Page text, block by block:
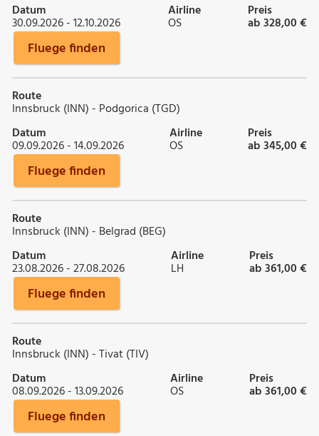
Datum
30.09.2026 - 12.10.2026
Airline
OS
Preis
ab 328,00 €
Fluege finden
Route
Innsbruck (INN) - Podgorica (TGD)
Datum
09.09.2026 - 14.09.2026
Airline
OS
Preis
ab 345,00 €
Fluege finden
Route
Innsbruck (INN) - Belgrad (BEG)
Datum
23.08.2026 - 27.08.2026
Airline
LH
Preis
ab 361,00 €
Fluege finden
Route
Innsbruck (INN) - Tivat (TIV)
Datum
08.09.2026 - 13.09.2026
Airline
OS
Preis
ab 361,00 €
Fluege finden